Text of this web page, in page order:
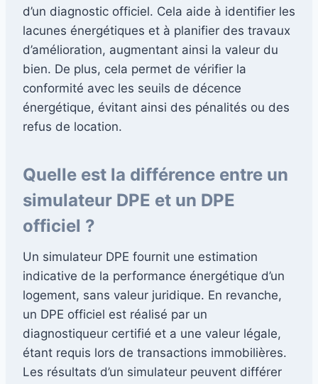
d’un diagnostic officiel. Cela aide à identifier les
lacunes énergétiques et à planifier des travaux
d’amélioration, augmentant ainsi la valeur du
bien. De plus, cela permet de vérifier la
conformité avec les seuils de décence
énergétique, évitant ainsi des pénalités ou des
refus de location.
Quelle est la différence entre un
simulateur DPE et un DPE
officiel ?
Un simulateur DPE fournit une estimation
indicative de la performance énergétique d’un
logement, sans valeur juridique. En revanche,
un DPE officiel est réalisé par un
diagnostiqueur certifié et a une valeur légale,
étant requis lors de transactions immobilières.
Les résultats d’un simulateur peuvent différer